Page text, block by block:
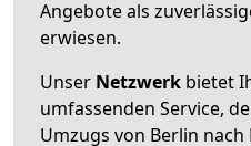
Angebote als
erwiesen.
Unser Netzwerk bietet
umfassenden Service,
Umzugs von Berlin